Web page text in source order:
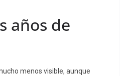
años de
menos visible, aunque